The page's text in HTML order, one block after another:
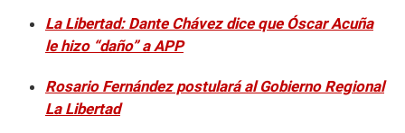
La Libertad: Dante Chávez dice que Óscar Acuña
le hizo “daño” a APP
Rosario Fernández postulará al Gobierno Regional
La Libertad